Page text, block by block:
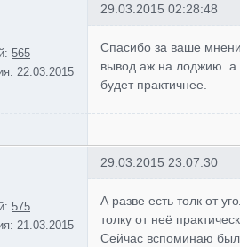
565
22.03.2015
29.03.2015 02:28:48
Спасибо за ваше
вывод аж на лоджию. а
будет практичнее.
575
21.03.2015
29.03.2015 23:07:30
А разве есть толк от
толку от неё
Сейчас вспоминаю